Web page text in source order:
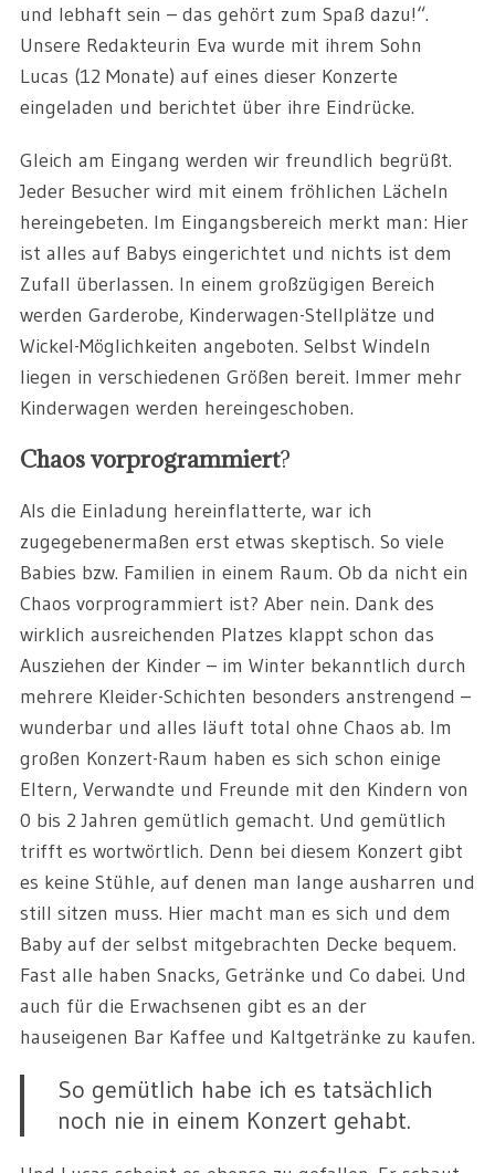
und lebhaft sein –das gehört zum Spaß dazu!“.
Unsere Redakteurin Eva wurde mit ihrem Sohn
Lucas (12 Monate) auf eines dieser Konzerte
eingeladen und berichtet über ihre Eindrücke.
Gleich am Eingang werden wir freundlich begrüßt.
Jeder Besucher wird mit einem fröhlichen Lächeln
hereingebeten. Im Eingangsbereich merkt man: Hier
ist alles auf Babys eingerichtet und nichts ist dem
Zufall überlassen. In einem großzügigen Bereich
werden Garderobe, Kinderwagen-Stellplätze und
Wickel-Möglichkeiten angeboten. Selbst Windeln
liegen in verschiedenen Größen bereit. Immer mehr
Kinderwagen werden hereingeschoben.
Chaos vorprogrammiert?
Als die Einladung hereinflatterte, war ich
zugegebenermaßen erst etwas skeptisch. So viele
Babies bzw. Familien in einem Raum. Ob da nicht ein
Chaos vorprogrammiert ist? Aber nein. Dank des
wirklich ausreichenden Platzes klappt schon das
Ausziehen der Kinder –im Winter bekanntlich durch
mehrere Kleider-Schichten besonders anstrengend –
wunderbar und alles läuft total ohne Chaos ab. Im
großen Konzert-Raum haben es sich schon einige
Eltern, Verwandte und Freunde mit den Kindern von
0 bis 2 Jahren gemütlich gemacht. Und gemütlich
trifft es wortwörtlich. Denn bei diesem Konzert gibt
es keine Stühle, auf denen man lange ausharren und
still sitzen muss. Hier macht man es sich und dem
Baby auf der selbst mitgebrachten Decke bequem.
Fast alle haben Snacks, Getränke und Co dabei. Und
auch für die Erwachsenen gibt es an der
hauseigenen Bar Kaffee und Kaltgetränke zu kaufen.
So gemütlich habe ich es tatsächlich
noch nie in einem Konzert gehabt.